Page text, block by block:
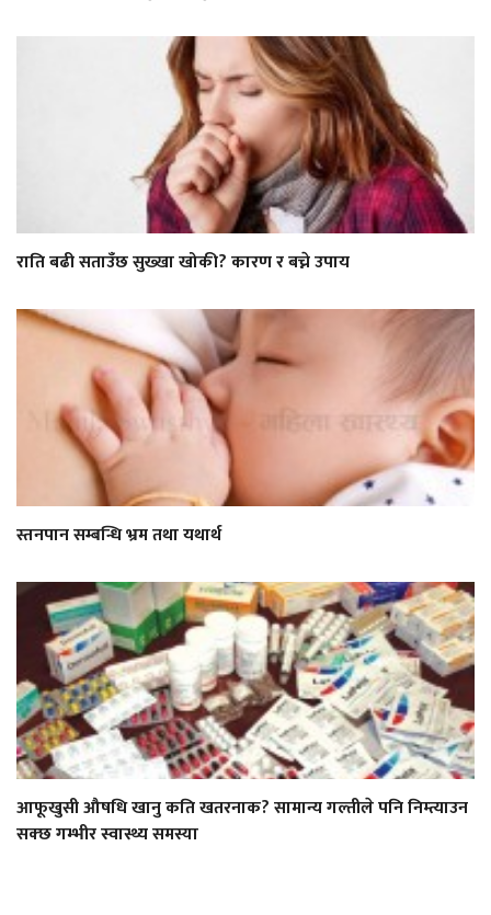
राति बढी सताउँछ सुख्खा खोकी? कारण र बच्ने उपाय
स्तनपान सम्बन्धि भ्रम तथा यथार्थ
आफूखुसी औषधि खानु कति खतरनाक? सामान्य गल्तीले पनि निम्त्याउन
सक्छ गम्भीर स्वास्थ्य समस्या